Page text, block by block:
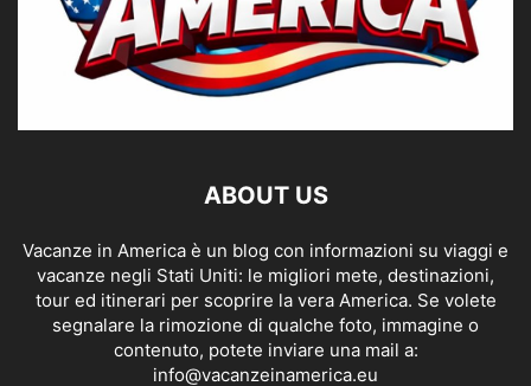
ABOUT US
Vacanze in America è un blog con informazioni su viaggi e
vacanze negli Stati Uniti: le migliori mete, destinazioni,
tour ed itinerari per scoprire la vera America. Se volete
segnalare la rimozione di qualche foto, immagine o
contenuto, potete inviare una mail a:
info@vacanzeinamerica.eu